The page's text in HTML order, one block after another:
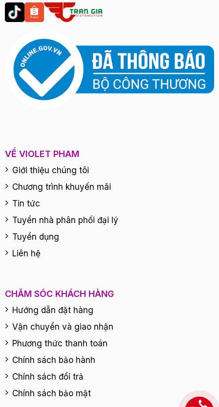
VỀ VIOLET PHAM
Giới thiệu chúng tôi
Chương trình khuyến mãi
Tin tức
Tuyển nhà phân phối đại lý
Tuyển dụng
Liên hệ
CHĂM SÓC KHÁCH HÀNG
Hướng dẫn đặt hàng
Vận chuyển và giao nhận
Phương thức thanh toán
Chính sách bảo hành
Chính sách đổi trả
Chính sách bảo mật